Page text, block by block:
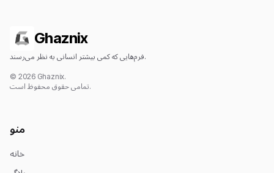
Ghaznix
فرم‌هایی که کمی بیشتر انسانی به نظر می‌رسند.
© 2026 Ghaznix.
تمامی حقوق محفوظ است.
منو
خانه